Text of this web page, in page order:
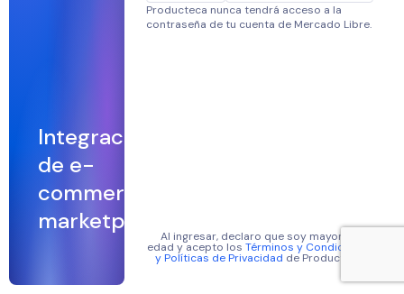
Integraciones
de e-
commerce y
marketplaces
Producteca nunca tendrá acceso a la
contraseña de tu cuenta de Mercado Libre.
Al ingresar, declaro que soy mayor de
edad y acepto losTérminos y Condiciones
y Políticas de Privacidad de Producteca.